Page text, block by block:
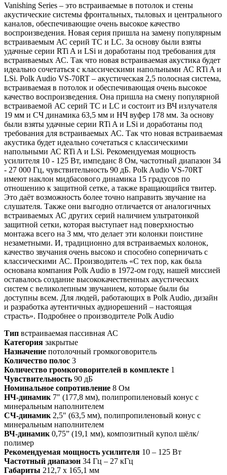
Vanishing Series – это встраиваемые в потолок и стены
акустические системы фронтальных, тыловых и центрального
каналов, обеспечивающие очень высокое качество
воспроизведения. Новая серия пришла на замену популярным
встраиваемым АС серий TC и LC. За основу были взяты
удачные серии RTi A и LSi и доработаны под требования для
встраиваемых АС. Так что новая встраиваемая акустика будет
идеально сочетаться с классическими напольными АС RTi A и
LSi. Polk Audio VS-70RT – акустическая 2,5 полосная система,
встраиваемая в потолок и обеспечивающая очень высокое
качество воспроизведения. Она пришла на смену популярной
встраиваемой АС серий TC и LC и состоит из ВЧ излучателя
19 мм и СЧ динамика 63,5 мм и НЧ вуфер 178 мм. За основу
были взяты удачные серии RTi A и LSi и доработаны под
требования для встраиваемых АС. Так что новая встраиваемая
акустика будет идеально сочетаться с классическими
напольными АС RTi A и LSi. Рекомендуемая мощность
усилителя 10 - 125 Вт, импеданс 8 Ом, частотный диапазон 34
- 27 000 Гц, чувствительность 90 дБ. Polk Audio VS-70RT
имеют наклон мидбасового динамика 15 градусов по
отношению к защитной сетке, а также вращающийся твитер.
Это даёт возможность более точно направить звучание на
слушателя. Также они выгодно отличается от аналогичных
встраиваемых АС других серий наличием ультратонкой
защитной сетки, которая выступает над поверхностью
монтажа всего на 3 мм, что делает эти колонки поистине
незаметными. И, традиционно для встраиваемых колонок,
качество звучания очень высоко и способно соперничать с
классическими АС. Производитель «С тех пор, как была
основана компания Polk Audio в 1972-ом году, нашей миссией
оставалось создание высококачественных акустических
систем с великолепным звучанием, которые были бы
доступны всем. Для людей, работающих в Polk Audio, дизайн
и разработка аутентичных аудиорешений – настоящая
страсть». Подробнее о производителе Polk Audio
Тип встраиваемая пассивная АС
Категория закрытые
Назначение потолочный громкоговоритель
Количество полос 3
Количество громкоговорителей в комплекте 1
Чувствительность 90 дБ
Номинальное сопротивление 8 Ом
НЧ-динамик 7" (177,8 мм), полипропиленовый конус с
минеральным наполнителем
СЧ-динамик 2,5" (63,5 мм), полипропиленовый конус с
минеральным наполнителем
ВЧ-динамик 0,75” (19,1 мм), композитный купол шёлк/
полимер
Рекомендуемая мощность усилителя 10 – 125 Вт
Частотный диапазон 34 Гц – 27 кГц
Габариты 212,7 х 165,1 мм